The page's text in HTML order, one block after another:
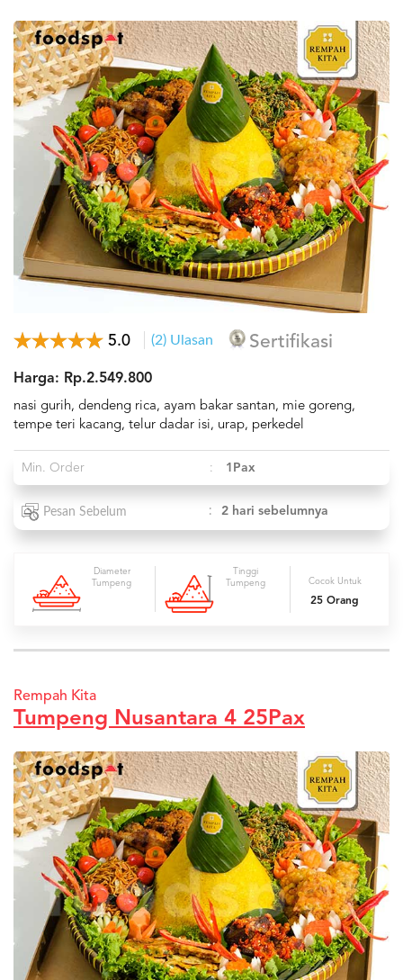
5.0 (2) Ulasan Sertifikasi
Harga: Rp.2.549.800
nasi gurih, dendeng rica, ayam bakar santan, mie goreng,
tempe teri kacang, telur dadar isi, urap, perkedel
Min. Order : 1Pax
Pesan Sebelum : 2 hari sebelumnya
Diameter
Tumpeng
Tinggi
Tumpeng
Cocok Untuk
25 Orang
Rempah Kita
Tumpeng Nusantara 4 25Pax